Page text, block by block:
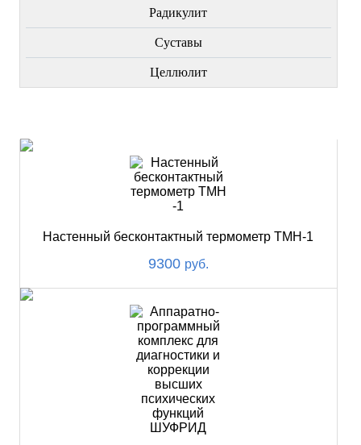
Радикулит
Суставы
Целлюлит
Настенный бесконтактный термометр ТМН-1
9300 руб.